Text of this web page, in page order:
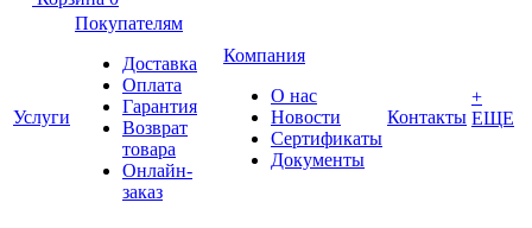
Услуги
Покупателям
Доставка
Оплата
Гарантия
Возврат
товара
Онлайн-
заказ
Компания
О нас
Новости
Сертификаты
Документы
Контакты
+
ЕЩЕ